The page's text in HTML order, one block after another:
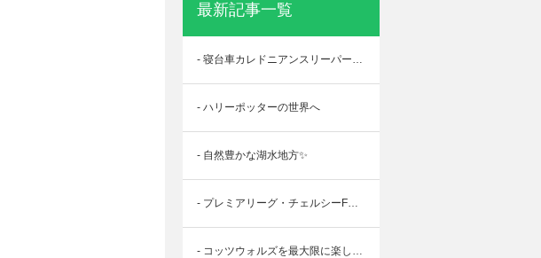
最新記事一覧
- 寝台車カレドニアンスリーパーでロマンティック体験！
- ハリーポッターの世界へ
- 自然豊かな湖水地方✨
- プレミアリーグ・チェルシーFCの本拠地に潜入！！！
- コッツウォルズを最大限に楽しめる一日ツアーへ！